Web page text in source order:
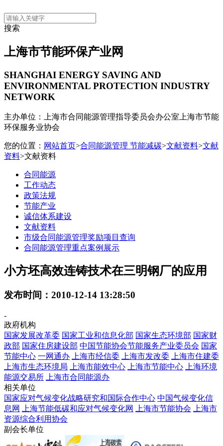
搜索
上海市节能环保产业网
SHANGHAI ENERGY SAVING AND
ENVIRONMENTAL PROTECTION INDUSTRY
NETWORK
主办单位：上海市合同能源管理指导委员会办公室 上海市节能
环保服务业协会
您的位置： 网站首页>合同能源管理 节能减碳>文献资料>文献
资料>文献资料
合同能源
工作动态
政策法规
节能产业
诚信体系建设
文献资料
市级合同能源管理奖励项目查询
合同能源管理重点案例展示
小方坯高效连铸技术在三明钢厂的应用
发布时间：2010-12-14 13:28:50
-
政府机构
国家发展改革委 国家工业和信息化部 国家生态环境部 国家财
政部 国家住房建设部 中国节能协会节能服务产业委员会 国家
节能中心 一网通办 上海市经信委 上海市发改委
上海市住建委
上海市生态环境局
上海市能效中心 上海市节能中心
上海环境
能源交易所
上海市合同能源办
相关单位
国家应对气候变化战略研究和国际合作中心 中国气候变化信
息网
上海节能低碳和应对气候变化网 上海市节能协会
上海市
资源综合利用协会
副会长单位